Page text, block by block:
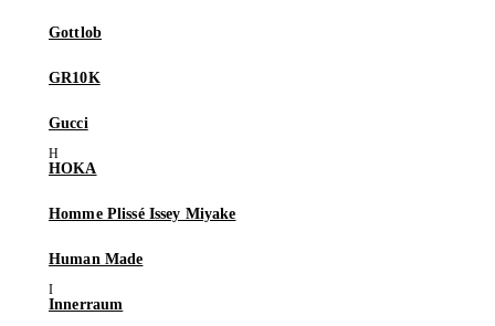
Gottlob
GR10K
Gucci
HOKA
Homme Plissé Issey Miyake
Human Made
Innerraum